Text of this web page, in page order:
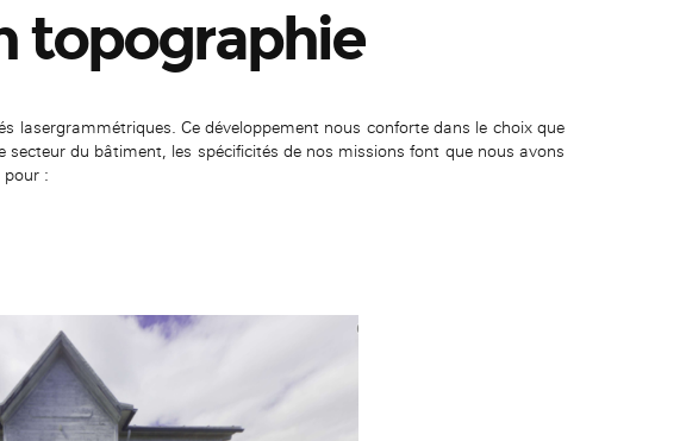
topographie
lasergrammétriques. Ce développement nous conforte dans le choix que
du bâtiment, les spécificités de nos missions font que nous avons
pour :